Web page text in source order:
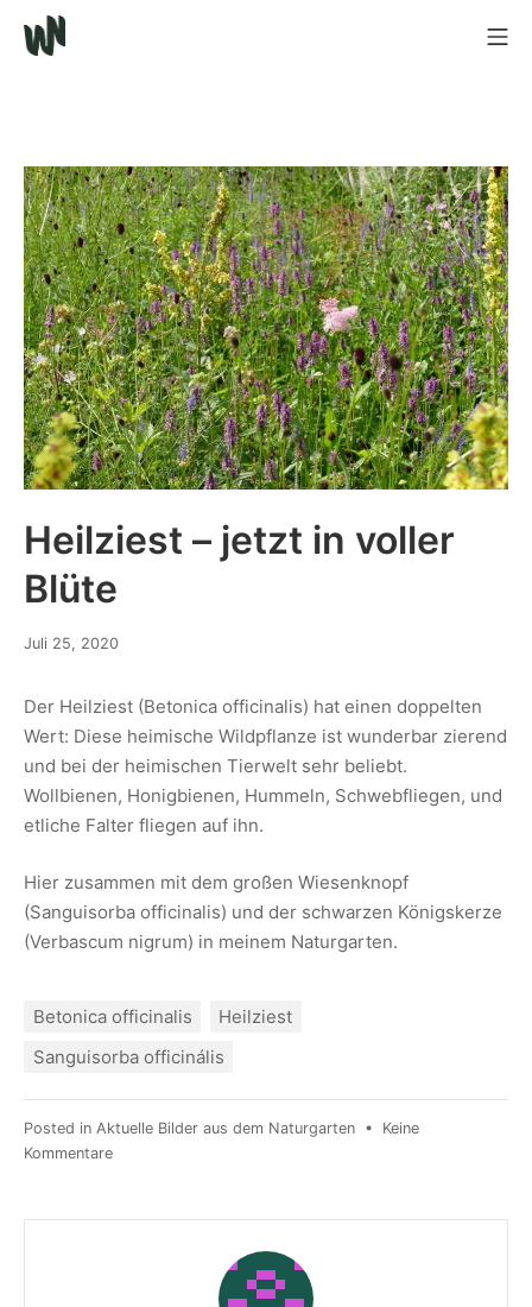
Heilziest – jetzt in voller
Blüte
Juli 25, 2020
Der Heilziest (Betonica officinalis) hat einen doppelten
Wert: Diese heimische Wildpflanze ist wunderbar zierend
und bei der heimischen Tierwelt sehr beliebt.
Wollbienen, Honigbienen, Hummeln, Schwebfliegen, und
etliche Falter fliegen auf ihn.
Hier zusammen mit dem großen Wiesenknopf
(Sanguisorba officinalis) und der schwarzen Königskerze
(Verbascum nigrum) in meinem Naturgarten.
Betonica officinalis
Heilziest
Sanguisorba officinális
Posted in Aktuelle Bilder aus dem Naturgarten • Keine
Kommentare